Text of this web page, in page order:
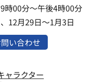
00分～午後4時00分
12月29日～1月3日
い合わせ
ャラクター